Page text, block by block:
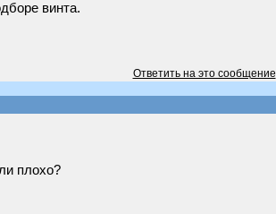
винта.
Ответить на это сообщение
плохо?